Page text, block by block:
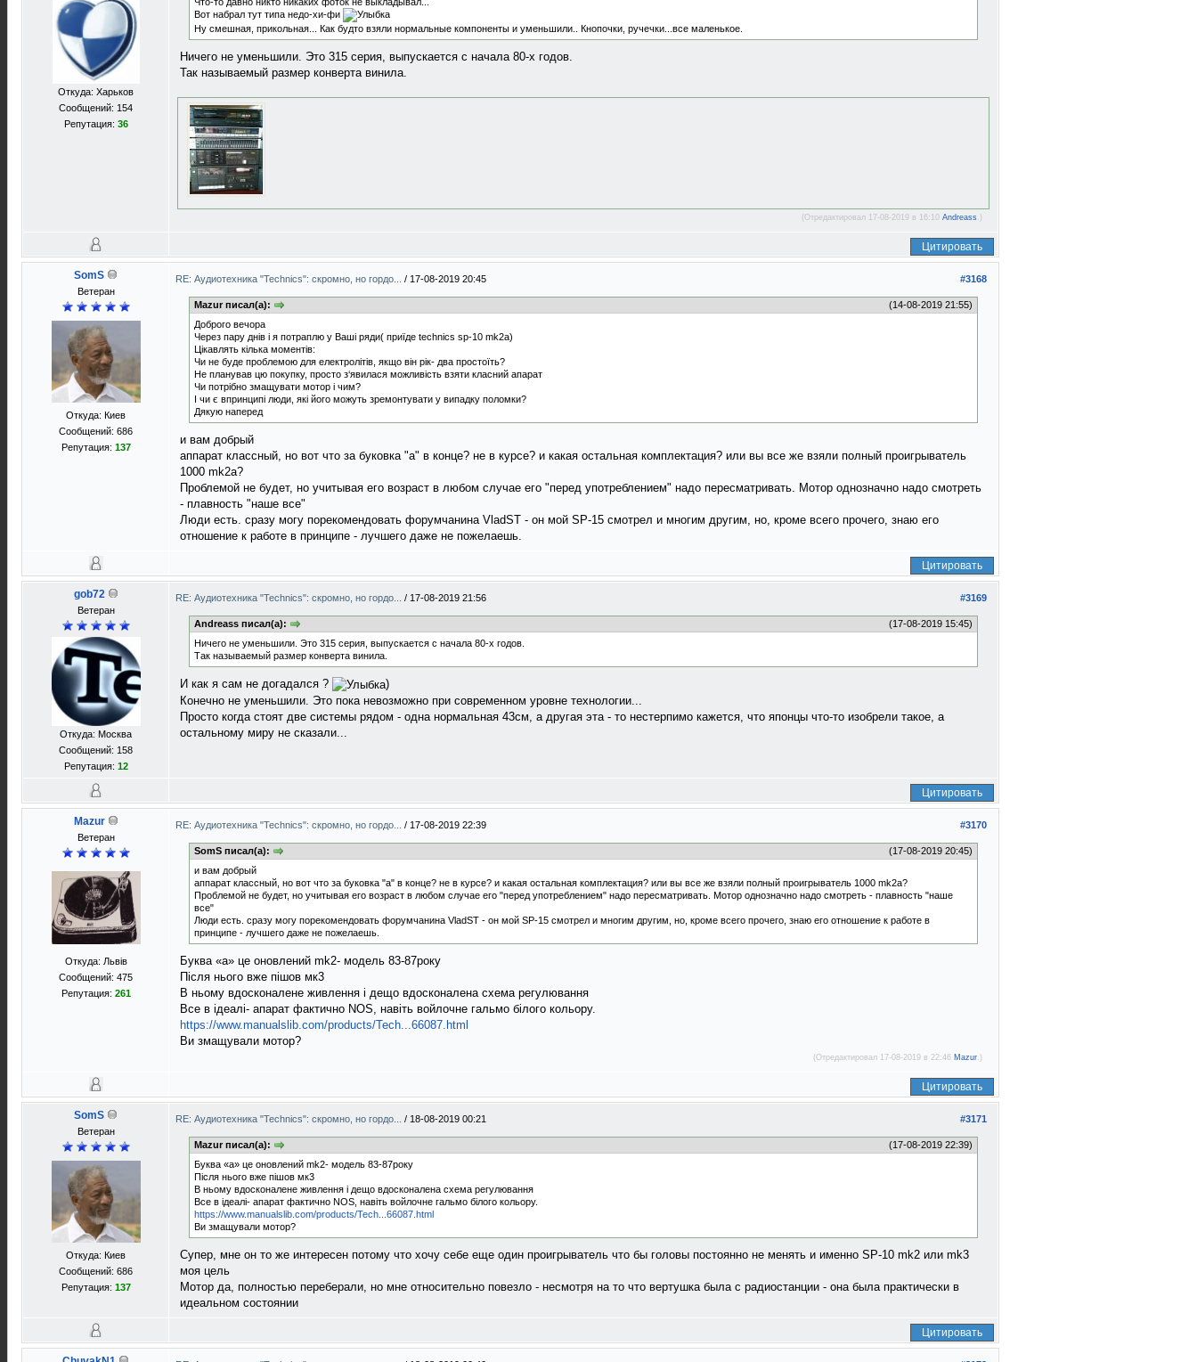
Откуда: Харьков
Сообщений: 154
Репутация: 36
Вот набрал тут типа недо-хи-фи
Ну смешная, прикольная... Как будто взяли нормальные компоненты и уменьшили.. Кнопочки, ручечки...все маленькое.
Ничего не уменьшили. Это 315 серия, выпускается с начала 80-х годов.
Так называемый размер конверта винила.
(Отредактировал 17-08-2019 в 16:10 Andreass .)
Цитировать
SomS
Ветеран
Откуда: Киев
Сообщений: 686
Репутация: 137
#3168
RE: Аудиотехника "Technics": скромно, но гордо... / 17-08-2019 20:45
(14-08-2019 21:55)
Mazur писал(а):
Доброго вечора
Через пару днів і я потраплю у Ваші ряди( приїде technics sp-10 mk2a)
Цікавлять кілька моментів:
Чи не буде проблемою для електролітів, якщо він рік- два простоїть?
Не планував цю покупку, просто з‘явилася можливість взяти класний апарат
Чи потрібно змащувати мотор і чим?
І чи є впринципі люди, які його можуть зремонтувати у випадку поломки?
Дякую наперед
и вам добрый
аппарат классный, но вот что за буковка "а" в конце? не в курсе? и какая остальная комплектация? или вы все же взяли полный проигрыватель
1000 mk2a?
Проблемой не будет, но учитывая его возраст в любом случае его "перед употреблением" надо пересматривать. Мотор однозначно надо смотреть
- плавность "наше все"
Люди есть. сразу могу порекомендовать форумчанина VladST - он мой SP-15 смотрел и многим другим, но, кроме всего прочего, знаю его
отношение к работе в принципе - лучшего даже не пожелаешь.
Цитировать
gob72
Ветеран
Откуда: Москва
Сообщений: 158
Репутация: 12
#3169
RE: Аудиотехника "Technics": скромно, но гордо... / 17-08-2019 21:56
(17-08-2019 15:45)
Andreass писал(а):
Ничего не уменьшили. Это 315 серия, выпускается с начала 80-х годов.
Так называемый размер конверта винила.
И как я сам не догадался ?
)
Конечно не уменьшили. Это пока невозможно при современном уровне технологии...
Просто когда стоят две системы рядом - одна нормальная 43см, а другая эта - то нестерпимо кажется, что японцы что-то изобрели такое, а
остальному миру не сказали...
Цитировать
Mazur
Ветеран
Откуда: Львів
Сообщений: 475
Репутация: 261
#3170
RE: Аудиотехника "Technics": скромно, но гордо... / 17-08-2019 22:39
(17-08-2019 20:45)
SomS писал(а):
и вам добрый
аппарат классный, но вот что за буковка "а" в конце? не в курсе? и какая остальная комплектация? или вы все же взяли полный проигрыватель 1000 mk2a?
Проблемой не будет, но учитывая его возраст в любом случае его "перед употреблением" надо пересматривать. Мотор однозначно надо смотреть - плавность "наше
все"
Люди есть. сразу могу порекомендовать форумчанина VladST - он мой SP-15 смотрел и многим другим, но, кроме всего прочего, знаю его отношение к работе в
принципе - лучшего даже не пожелаешь.
Буква «а» це оновлений mk2- модель 83-87року
Після нього вже пішов мк3
В ньому вдосконалене живлення і дещо вдосконалена схема регулювання
Все в ідеалі- апарат фактично NOS, навіть войлочне гальмо білого кольору.
https://www.manualslib.com/products/Tech...66087.html
Ви змащували мотор?
(Отредактировал 17-08-2019 в 22:46 Mazur.)
Цитировать
SomS
Ветеран
Откуда: Киев
Сообщений: 686
Репутация: 137
#3171
RE: Аудиотехника "Technics": скромно, но гордо... / 18-08-2019 00:21
(17-08-2019 22:39)
Mazur писал(а):
Буква «а» це оновлений mk2- модель 83-87року
Після нього вже пішов мк3
В ньому вдосконалене живлення і дещо вдосконалена схема регулювання
Все в ідеалі- апарат фактично NOS, навіть войлочне гальмо білого кольору.
https://www.manualslib.com/products/Tech...66087.html
Ви змащували мотор?
Супер, мне он то же интересен потому что хочу себе еще один проигрыватель что бы головы постоянно не менять и именно SP-10 mk2 или mk3
моя цель
Мотор да, полностью переберали, но мне относительно повезло - несмотря на то что вертушка была с радиостанции - она была практически в
идеальном состоянии
Цитировать